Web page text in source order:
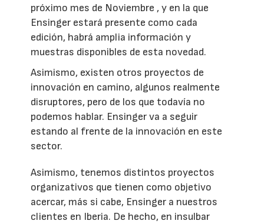
próximo mes de Noviembre , y en la que
Ensinger estará presente como cada
edición, habrá amplia información y
muestras disponibles de esta novedad.
Asimismo, existen otros proyectos de
innovación en camino, algunos realmente
disruptores, pero de los que todavía no
podemos hablar. Ensinger va a seguir
estando al frente de la innovación en este
sector.
Asimismo, tenemos distintos proyectos
organizativos que tienen como objetivo
acercar, más si cabe, Ensinger a nuestros
clientes en Iberia. De hecho, en insulbar